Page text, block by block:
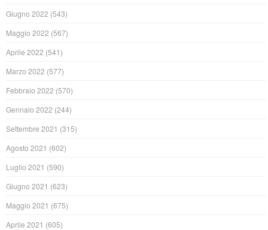
Giugno 2022 (543)
Maggio 2022 (567)
Aprile 2022 (541)
Marzo 2022 (577)
Febbraio 2022 (570)
Gennaio 2022 (244)
Settembre 2021 (315)
Agosto 2021 (602)
Luglio 2021 (590)
Giugno 2021 (623)
Maggio 2021 (675)
Aprile 2021 (605)